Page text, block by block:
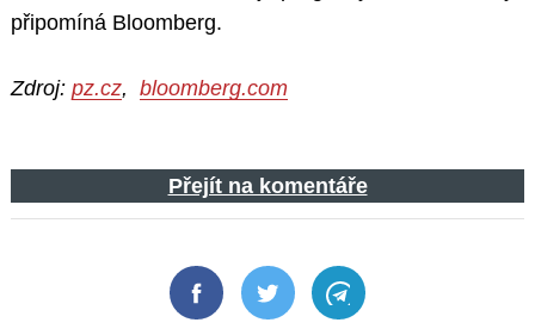
připomíná Bloomberg.
Zdroj: pz.cz, bloomberg.com
Přejít na komentáře
FacebookTwitter Telegram